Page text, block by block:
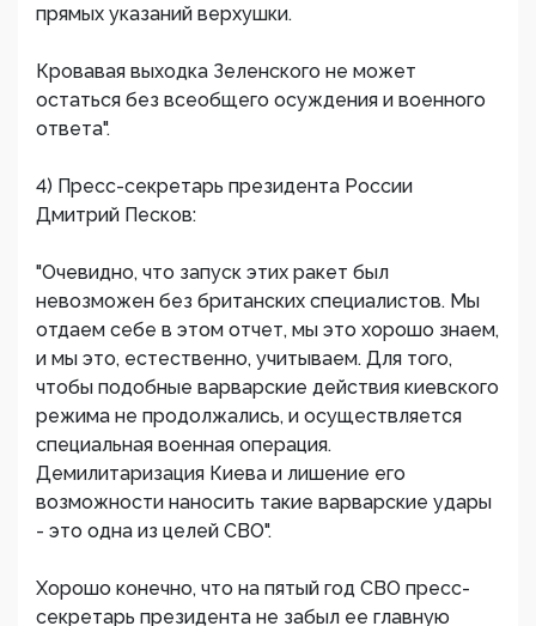
прямых указаний верхушки.
Кровавая выходка Зеленского не может
остаться без всеобщего осуждения и военного
ответа".
4) Пресс-секретарь президента России
Дмитрий Песков:
"Очевидно, что запуск этих ракет был
невозможен без британских специалистов. Мы
отдаем себе в этом отчет, мы это хорошо знаем,
и мы это, естественно, учитываем. Для того,
чтобы подобные варварские действия киевского
режима не продолжались, и осуществляется
специальная военная операция.
Демилитаризация Киева и лишение его
возможности наносить такие варварские удары
- это одна из целей СВО".
Хорошо конечно, что на пятый год СВО пресс-
секретарь президента не забыл ее главную